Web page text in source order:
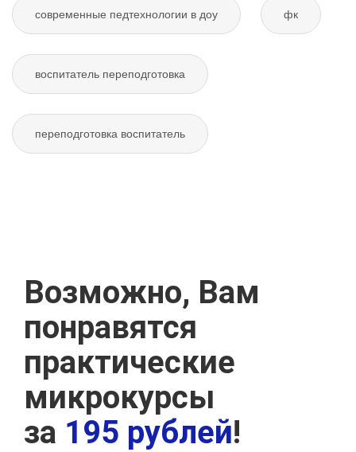
современные педтехнологии в доу фк
воспитатель переподготовка
переподготовка воспитатель
Возможно, Вам
понравятся
практические
микрокурсы
за 195 рублей!